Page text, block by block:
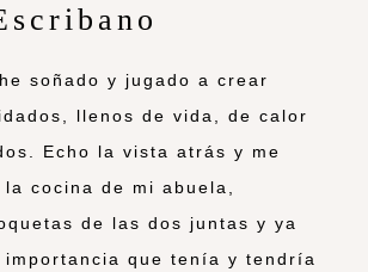
soñado y jugado a crear
llenos de vida, de calor
Echo la vista atrás y me
cocina de mi abuela,
de las dos juntas y ya
que tenía y tendría